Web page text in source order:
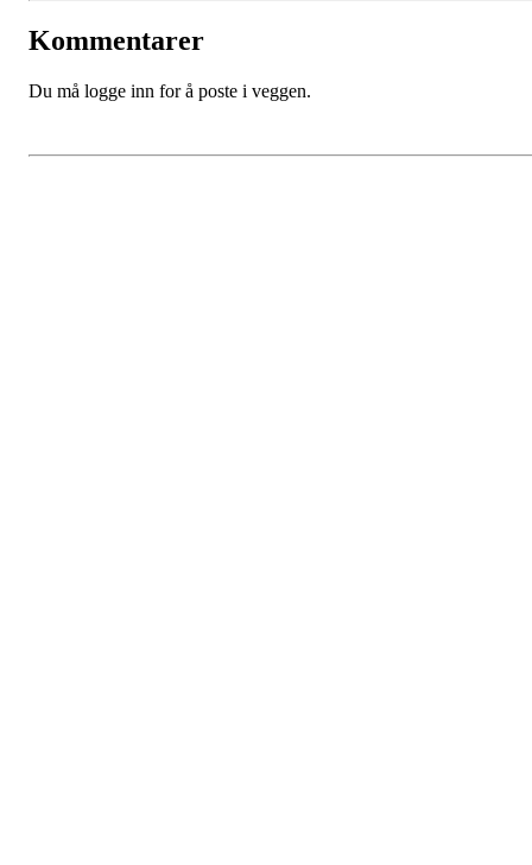
Kommentarer
Du må logge inn for å poste i veggen.